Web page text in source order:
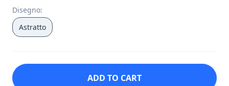
Disegno:
Astratto
ADD TO CART